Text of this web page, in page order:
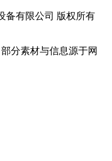
备有限公司 版权所有
与信息源于网